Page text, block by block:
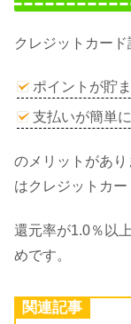
クレジットカード
ポイントが貯
支払いが簡単
のメリットがあ
はクレジットカー
還元率が1.0％以
めです。
関連記事